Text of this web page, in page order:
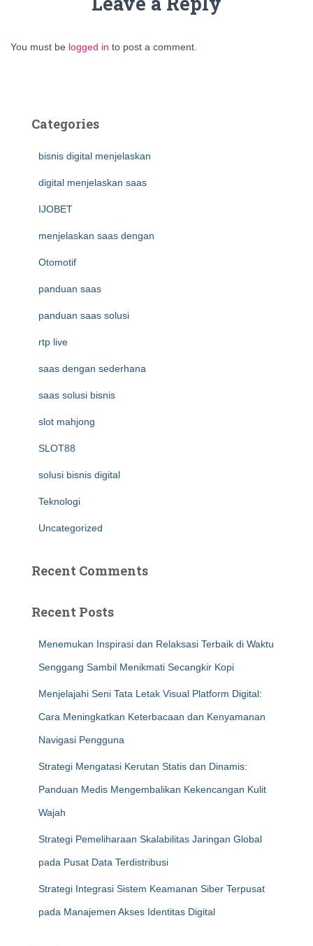
You must be logged in to post a comment.
Categories
bisnis digital menjelaskan
digital menjelaskan saas
IJOBET
menjelaskan saas dengan
Otomotif
panduan saas
panduan saas solusi
rtp live
saas dengan sederhana
saas solusi bisnis
slot mahjong
SLOT88
solusi bisnis digital
Teknologi
Uncategorized
Recent Comments
Recent Posts
Menemukan Inspirasi dan Relaksasi Terbaik di Waktu
Senggang Sambil Menikmati Secangkir Kopi
Menjelajahi Seni Tata Letak Visual Platform Digital:
Cara Meningkatkan Keterbacaan dan Kenyamanan
Navigasi Pengguna
Strategi Mengatasi Kerutan Statis dan Dinamis:
Panduan Medis Mengembalikan Kekencangan Kulit
Wajah
Strategi Pemeliharaan Skalabilitas Jaringan Global
pada Pusat Data Terdistribusi
Strategi Integrasi Sistem Keamanan Siber Terpusat
pada Manajemen Akses Identitas Digital